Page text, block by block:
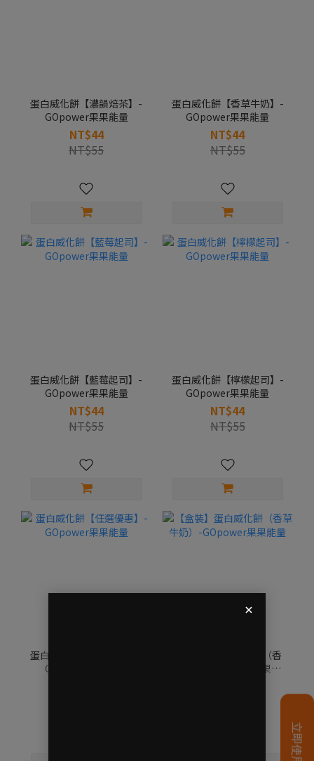
蛋白威化餅【濃韻焙茶】-
GOpower果果能量
NT$44
NT$55
蛋白威化餅【香草牛奶】-
GOpower果果能量
NT$44
NT$55
蛋白威化餅【藍莓起司】-
GOpower果果能量
NT$44
NT$55
蛋白威化餅【檸檬起司】-
GOpower果果能量
NT$44
NT$55
蛋白威化餅【任選優惠】-
GOpower果果能量
【盒裝】蛋白威化餅（香
草牛奶）-GOpower果果